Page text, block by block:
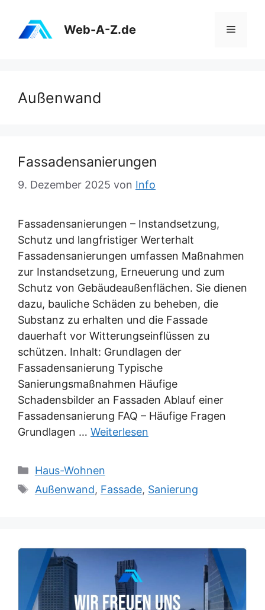
Inhalt
springen
Web-A-Z.de Menü
Außenwand
Fassadensanierungen
9. Dezember 2025 von Info
Fassadensanierungen – Instandsetzung,
Schutz und langfristiger Werterhalt
Fassadensanierungen umfassen Maßnahmen
zur Instandsetzung, Erneuerung und zum
Schutz von Gebäudeaußenflächen. Sie dienen
dazu, bauliche Schäden zu beheben, die
Substanz zu erhalten und die Fassade
dauerhaft vor Witterungseinflüssen zu
schützen. Inhalt: Grundlagen der
Fassadensanierung Typische
Sanierungsmaßnahmen Häufige
Schadensbilder an Fassaden Ablauf einer
Fassadensanierung FAQ – Häufige Fragen
Grundlagen … Weiterlesen
Kategorien
Haus-Wohnen
Schlagwörter
Außenwand, Fassade, Sanierung